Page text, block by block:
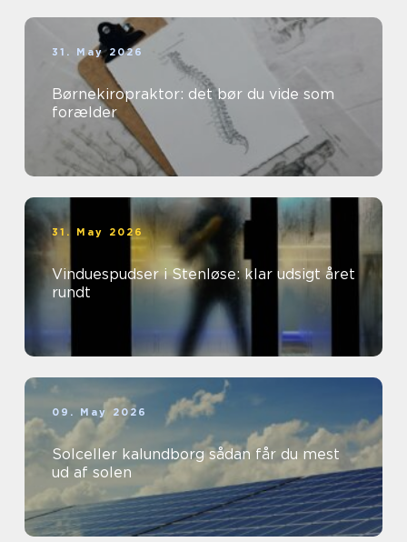
31. May 2026
Børnekiropraktor: det bør du vide som
forælder
31. May 2026
Vinduespudser i Stenløse: klar udsigt året
rundt
09. May 2026
Solceller kalundborg sådan får du mest
ud af solen